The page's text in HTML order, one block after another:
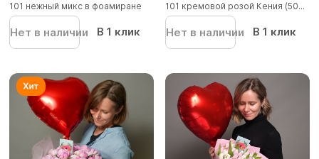
101 нежный микс в фоамиране
Нет в наличии В 1 клик
101 кремовой розой Кения (50...
Нет в наличии В 1 клик